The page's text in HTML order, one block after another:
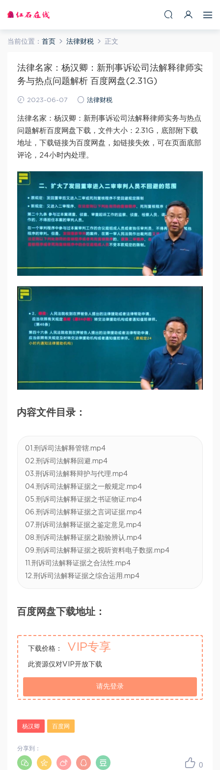
当前位置： 首页 法律财税 正文
法律名家：杨汉卿：新刑事诉讼司法解释律师实
务与热点问题解析 百度网盘(2.31G)
2023-06-07 法律财税
法律名家：杨汉卿：新刑事诉讼司法解释律师实务与热点
问题解析百度网盘下载，文件大小：2.31G，底部附下载
地址，下载链接为百度网盘，如链接失效，可在页面底部
评论，24小时内处理。
内容文件目录：
01.刑诉司法解释管辖.mp4
02.刑诉司法解释回避.mp4
03.刑诉司法解释辩护与代理.mp4
04.刑诉司法解释证据之一般规定.mp4
05.刑诉司法解释证据之书证物证.mp4
06.刑诉司法解释证据之言词证据.mp4
07.刑诉司法解释证据之鉴定意见.mp4
08.刑诉司法解释证据之勘验辨认.mp4
09.刑诉司法解释证据之视听资料电子数据.mp4
11.刑诉司法解释证据之合法性.mp4
12.刑诉司法解释证据之综合运用.mp4
百度网盘下载地址：
下载价格： VIP专享
此资源仅对VIP开放下载
请先登录
杨汉卿 百度网
0
分享到：